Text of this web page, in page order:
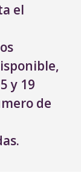
el
y 19
de